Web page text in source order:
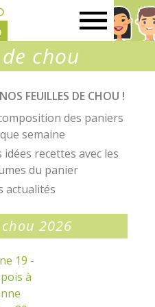
SOLI-
BIO
chou
FEUILLES DE CHOU !
des paniers
semaine
idées recettes avec les
du panier
actualités
2026
19 -
à